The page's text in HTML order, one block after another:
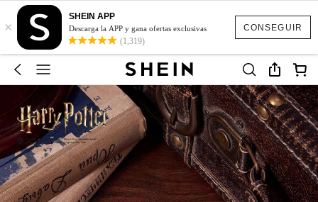
CONSEGUIR
×
SHEIN APP
Descarga la APP y gana ofertas exclusivas
(1,319)